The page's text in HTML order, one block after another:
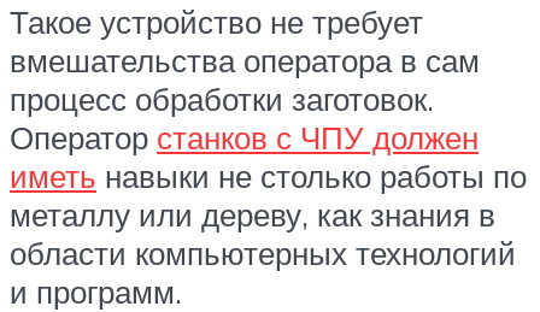
Такое устройство не требует
вмешательства оператора в сам
процесс обработки заготовок.
Оператор станков с ЧПУ должен
иметь навыки не столько работы по
металлу или дереву, как знания в
области компьютерных технологий
и программ.